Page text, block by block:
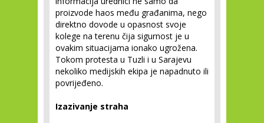
proizvode haos među građanima, nego
direktno dovode u opasnost svoje
kolege na terenu čija sigurnost je u
ovakim situacijama ionako ugrožena.
Tokom protesta u Tuzli i u Sarajevu
nekoliko medijskih ekipa je napadnuto ili
povrijeđeno.
Izazivanje straha